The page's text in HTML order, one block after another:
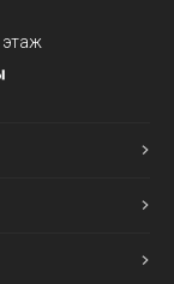
этаж